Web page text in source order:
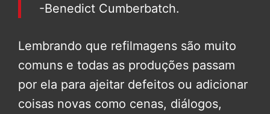
-Benedict Cumberbatch.
Lembrando que refilmagens são muito
comuns e todas as produções passam
por ela para ajeitar defeitos ou adicionar
coisas novas como cenas, diálogos,